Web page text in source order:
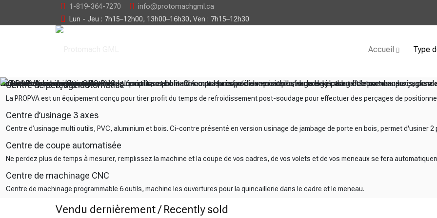
1-819-364-7270
info@protomachgml.ca
Lun - Jeu : 7h15–12h00, 13h00–16h30, Ven : 7h15–12h30
Accueil Type
La PROPVA est un équipement conçu pour tirer profit du temps de refroidissement post-soudage pour effectuer des perçages
Centre d’usinage multi outils, PVC, aluminium et bois. Ci-contre présenté en version usinage de jambage de porte en bois,
Ne perdez plus de temps à mesurer, remplissez la machine et la coupe de vos cadres, de vos volets et de vos meneaux se fera
Centre de machinage programmable 6 outils, machine les ouvertures pour la quincaillerie dans le cadre et le meneau.
Centre de perçage automatisé
La PROPVA est un équipement conçu pour tirer profit du temps de refroidissement post-soudage pour effectuer des perçages de
Centre d’usinage 3 axes
Centre d’usinage multi outils, PVC, aluminium et bois. Ci-contre présenté en version usinage de jambage de porte en bois, permet d'usiner 2
Centre de coupe automatisée
Ne perdez plus de temps à mesurer, remplissez la machine et la coupe de vos cadres, de vos volets et de vos meneaux se fera
Centre de machinage CNC
Centre de machinage programmable 6 outils, machine les ouvertures pour la quincaillerie dans le cadre et le meneau.
Vendu dernièrement / Recently sold